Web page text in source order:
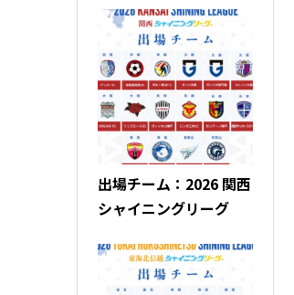
出場チーム：2026 関西
シャイニングリーグ